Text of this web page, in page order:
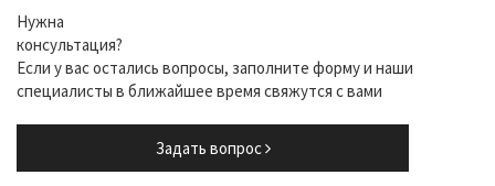
Нужна
консультация?
Если у вас остались вопросы, заполните форму и наши
специалисты в ближайшее время свяжутся с вами
Задать вопрос